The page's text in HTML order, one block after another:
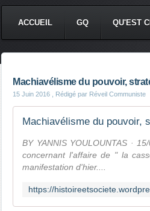
ACCUEIL GQ QU'EST
Machiavélisme du pouvoir,
15 Juin 2016 , Rédigé par Réveil Communiste
Machiavélisme du pouvoir,
BY YANNIS YOULOUNTAS ·
concernant l'affaire de " la
manifestation d'hier....